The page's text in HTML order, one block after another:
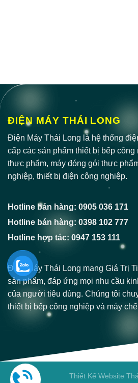
ĐIỆN MÁY THÁI LONG
Điện Máy Thái Long là hệ thống
cấp các sản phẩm thiết bị bếp công
thực phẩm, máy đóng gói thực
nghiệp, thiết bị điện công nghiệp.
Hotline bán hàng: 0905 036 171
Hotline bán hàng: 0398 102 777
Hotline hợp tác: 0947 153 111
Điện Máy Thái Long mang Giá Trị
sản phẩm, đáp ứng mọi nhu cầu
của người tiêu dùng. Chúng tôi
thiết bị bếp công nghiệp và máy
Thiết Kế Website